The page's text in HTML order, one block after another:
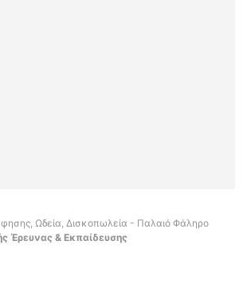
Ωδεία, Δισκοπωλεία - Παλαιό Φάληρο
Έρευνας & Εκπαίδευσης